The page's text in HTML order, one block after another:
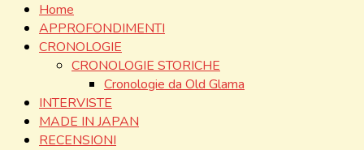
Home
APPROFONDIMENTI
CRONOLOGIE
CRONOLOGIE STORICHE
Cronologie da Old Glama
INTERVISTE
MADE IN JAPAN
RECENSIONI